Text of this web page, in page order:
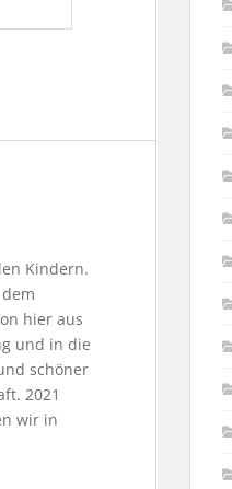
Kindern.
hier aus
und in die
schöner
2021
wir in